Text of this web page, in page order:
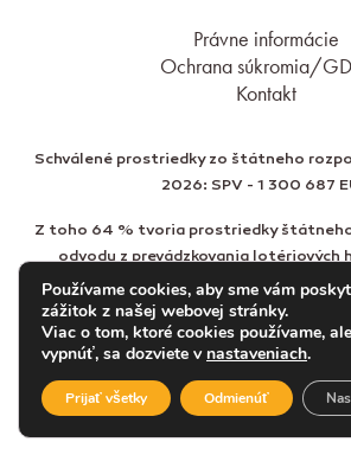
Právne informácie
Ochrana súkromia/
Kontakt
Schválené prostriedky zo štátneho
2026: SPV - 1 300 687
Z toho 64 % tvoria prostriedky
odvodu z prevádzkovania lotériových
Používame cookies, aby sme vám
zážitok z našej webovej stránky.
Viac o tom, ktoré cookies používame,
vypnúť, sa dozviete v nastaveniach.
Prijať všetky Odmienúť